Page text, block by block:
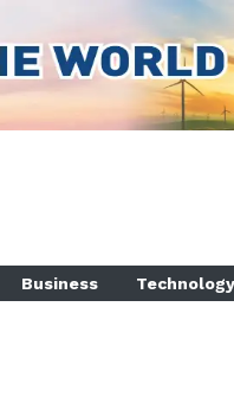
Business Technology